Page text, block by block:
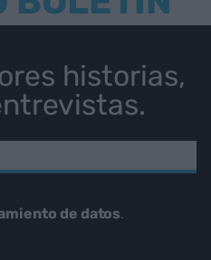
historias,
de datos.